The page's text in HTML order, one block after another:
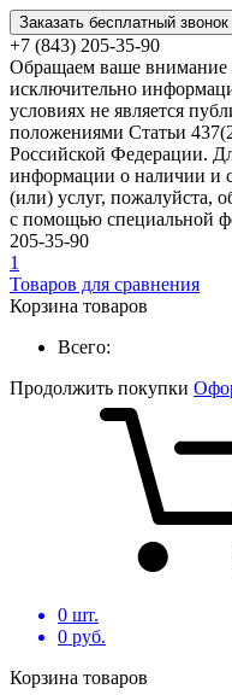
Заказать бесплатный звонок
+7 (843) 205-35-90
Обращаем ваше внимание
исключительно
условиях не является
положениями Статьи
Российской Федерации.
информации о наличии и
(или) услуг, пожалуйста,
с помощью специальной
205-35-90
1
Товаров для сравнения
Корзина товаров
Всего:
Продолжить покупки
0 шт.
0 руб.
Корзина товаров